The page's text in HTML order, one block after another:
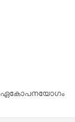
ഏകോപനയോഗം